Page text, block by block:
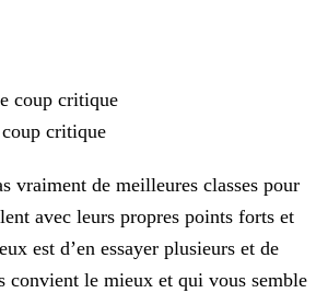
coup critique
critique
vraiment de meilleures classes pour
avec leurs propres points forts et
est d’en essayer plusieurs et de
convient le mieux et qui vous semble